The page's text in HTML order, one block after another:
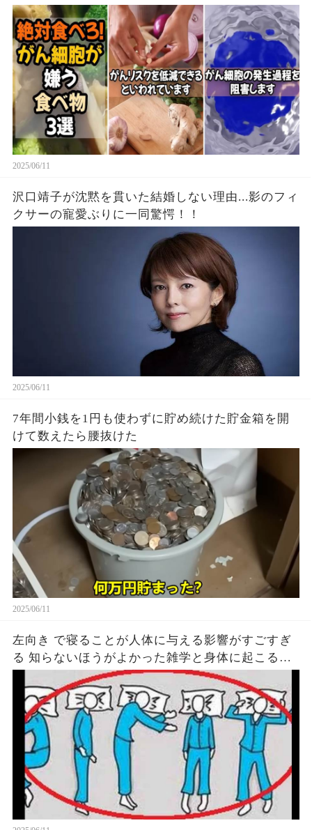
2025/06/11
沢口靖子が沈黙を貫いた結婚しない理由...影のフィ
クサーの寵愛ぶりに一同驚愕！！
2025/06/11
7年間小銭を1円も使わずに貯め続けた貯金箱を開
けて数えたら腰抜けた
2025/06/11
左向き で寝ることが人体に与える影響がすごすぎ
る 知らないほうがよかった雑学と身体に起こる現
象がヤバい… 驚くべき 大人の 面白いけど知ると後
悔